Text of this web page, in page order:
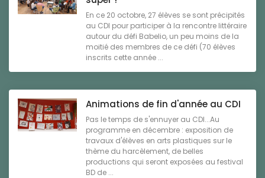
En ce 20 octobre, 27 élèves se sont précipités
au CDI pour participer à la rencontre littéraire
autour du défi Babelio, un peu moins de la
moitié des membres de ce défi (70 élèves
inscrits cette année ...
Animations de fin d'année au CDI
Pas le temps de s'ennuyer au CDI...Au
programme en décembre : exposition de
travaux d'élèves en arts plastiques sur le
thème du harcèlement, de belles
productions qui seront exposées au festival
BD de ...